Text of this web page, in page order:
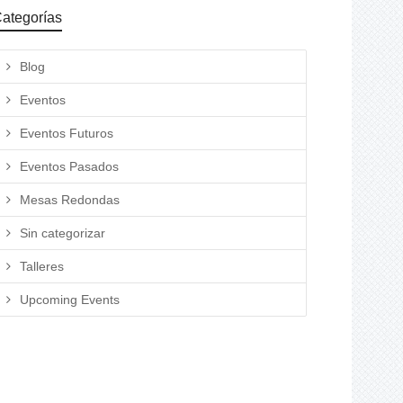
Blog
Eventos
Eventos Futuros
Eventos Pasados
Mesas Redondas
Sin categorizar
Talleres
Upcoming Events